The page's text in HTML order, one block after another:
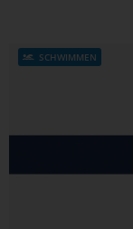
SCHWIMMEN